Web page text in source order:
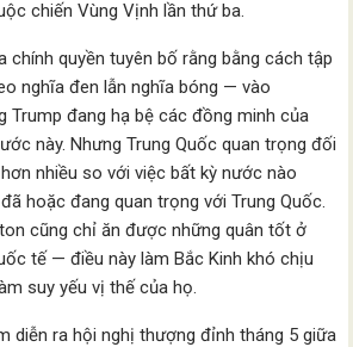
chiến Vùng Vịnh lần thứ ba.
chính quyền tuyên bố rằng bằng cách tập
nghĩa đen lẫn nghĩa bóng — vào
Trump đang hạ bệ các đồng minh của
này. Nhưng Trung Quốc quan trọng đối
nhiều so với việc bất kỳ nước nào
hoặc đang quan trọng với Trung Quốc.
cũng chỉ ăn được những quân tốt ở
tế — điều này làm Bắc Kinh khó chịu
suy yếu vị thế của họ.
diễn ra hội nghị thượng đỉnh tháng 5 giữa